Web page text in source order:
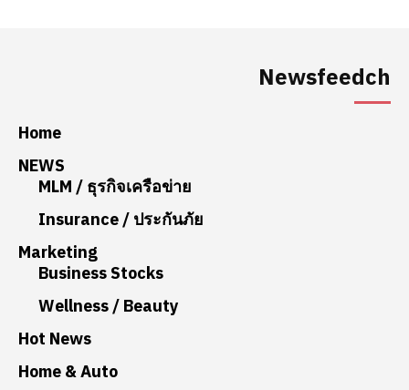
Newsfeedch
Home
NEWS
MLM / ธุรกิจเครือข่าย
Insurance / ประกันภัย
Marketing
Business Stocks
Wellness / Beauty
Hot News
Home & Auto